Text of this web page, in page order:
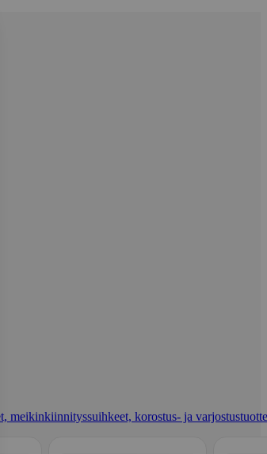
meikinkiinnityssuihkeet, korostus- ja